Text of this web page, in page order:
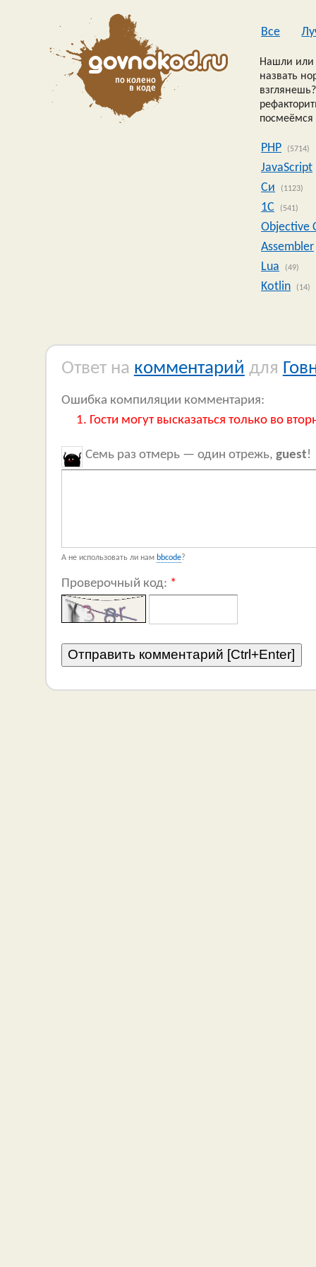
Все
Нашли или
назвать
посмеёмся
PHP (5714)
JavaScript
Си
(1123)
1C (541)
Objective
Assembler
Lua
(49)
Kotlin (14)
Ответ на комментарий для
Ошибка компиляции комментария:
Гости могут высказаться только во
Семь раз отмерь — один отрежь, guest!
А не использовать ли нам bbcode?
Проверочный код: *